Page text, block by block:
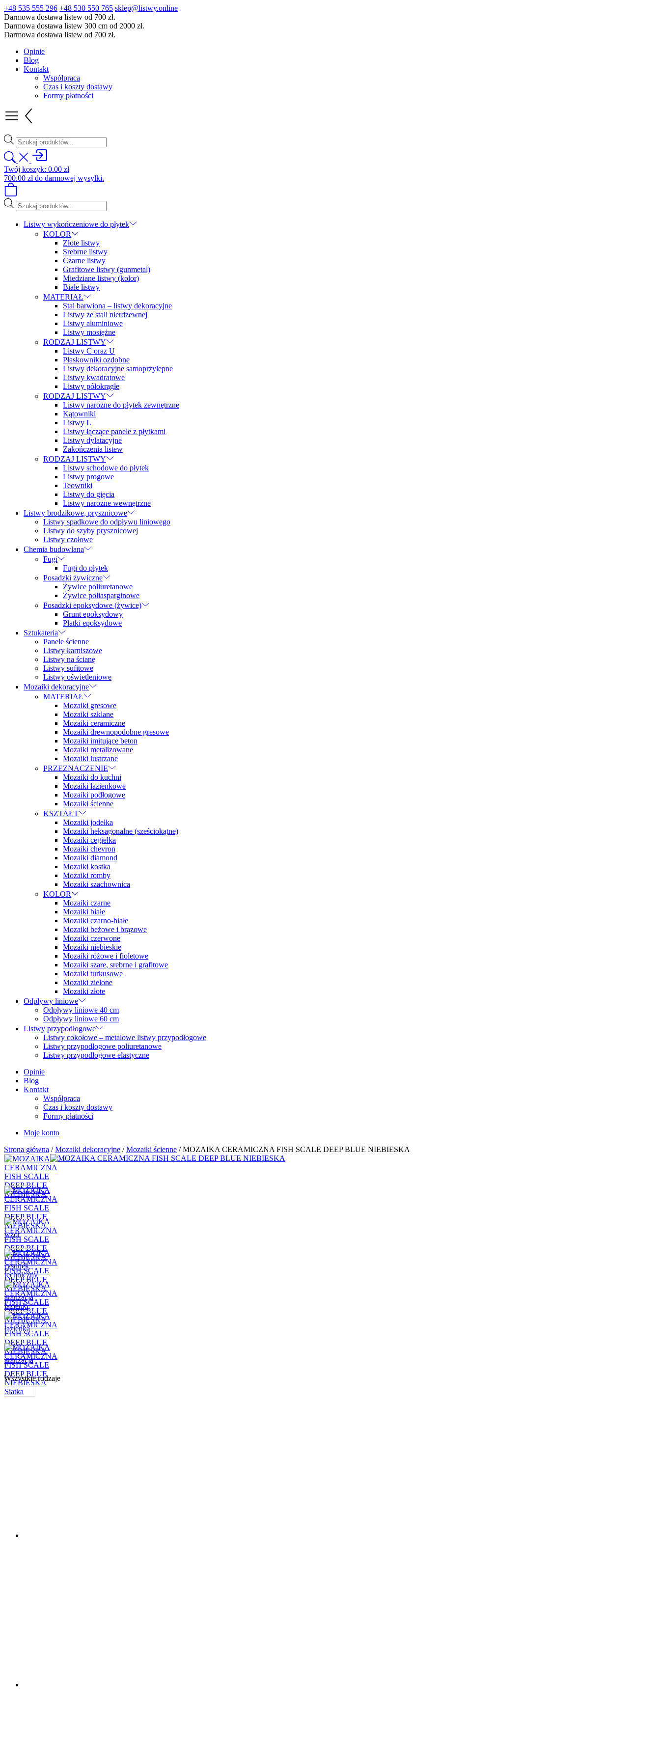
+48 535 555 296 +48 530 550 765 sklep@listwy.online
Darmowa dostawa listew od 700 zł.
Darmowa dostawa listew 300 cm od 2000 zł.
Darmowa dostawa listew od 700 zł.
Opinie
Blog
Kontakt
Współpraca
Czas i koszty dostawy
Formy płatności
Wyszukiwarka
produktów
Twój koszyk: 0.00 zł
700.00 złdo darmowej wysyłki.
Wyszukiwarka
produktów
Listwy wykończeniowe do płytek
KOLOR
Złote listwy
Srebrne listwy
Czarne listwy
Grafitowe listwy (gunmetal)
Miedziane listwy (kolor)
Białe listwy
MATERIAŁ
Stal barwiona – listwy dekoracyjne
Listwy ze stali nierdzewnej
Listwy aluminiowe
Listwy mosiężne
RODZAJ LISTWY
Listwy C oraz U
Płaskowniki ozdobne
Listwy dekoracyjne samoprzylepne
Listwy kwadratowe
Listwy półokrągłe
RODZAJ LISTWY
Listwy narożne do płytek zewnętrzne
Kątowniki
Listwy L
Listwy łączące panele z płytkami
Listwy dylatacyjne
Zakończenia listew
RODZAJ LISTWY
Listwy schodowe do płytek
Listwy progowe
Teowniki
Listwy do gięcia
Listwy narożne wewnętrzne
Listwy brodzikowe, prysznicowe
Listwy spadkowe do odpływu liniowego
Listwy do szyby prysznicowej
Listwy czołowe
Chemia budowlana
Fugi
Fugi do płytek
Posadzki żywiczne
Żywice poliuretanowe
Żywice poliasparginowe
Posadzki epoksydowe (żywice)
Grunt epoksydowy
Płatki epoksydowe
Sztukateria
Panele ścienne
Listwy karniszowe
Listwy na ścianę
Listwy sufitowe
Listwy oświetleniowe
Mozaiki dekoracyjne
MATERIAŁ
Mozaiki gresowe
Mozaiki szklane
Mozaiki ceramiczne
Mozaiki drewnopodobne gresowe
Mozaiki imitujące beton
Mozaiki metalizowane
Mozaiki lustrzane
PRZEZNACZENIE
Mozaiki do kuchni
Mozaiki łazienkowe
Mozaiki podłogowe
Mozaiki ścienne
KSZTAŁT
Mozaiki jodełka
Mozaiki heksagonalne (sześciokątne)
Mozaiki cegiełka
Mozaiki chevron
Mozaiki diamond
Mozaiki kostka
Mozaiki romby
Mozaiki szachownica
KOLOR
Mozaiki czarne
Mozaiki białe
Mozaiki czarno-białe
Mozaiki beżowe i brązowe
Mozaiki czerwone
Mozaiki niebieskie
Mozaiki różowe i fioletowe
Mozaiki szare, srebrne i grafitowe
Mozaiki turkusowe
Mozaiki zielone
Mozaiki złote
Odpływy liniowe
Odpływy liniowe 40 cm
Odpływy liniowe 60 cm
Listwy przypodłogowe
Listwy cokołowe – metalowe listwy przypodłogowe
Listwy przypodłogowe poliuretanowe
Listwy przypodłogowe elastyczne
Opinie
Blog
Kontakt
Współpraca
Czas i koszty dostawy
Formy płatności
Moje konto
Strona główna /Mozaiki dekoracyjne /Mozaiki ścienne / MOZAIKA CERAMICZNA FISH SCALE DEEP BLUE NIEBIESKA
Wszystkie rodzaje